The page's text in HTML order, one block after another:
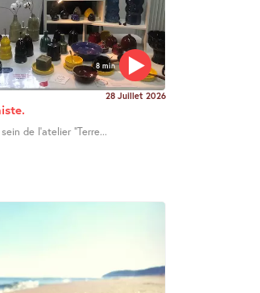
8 min
28 Juillet 2026
de l’atelier "Terre...